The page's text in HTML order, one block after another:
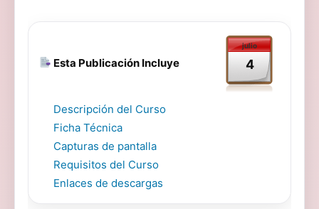
Esta Publicación Incluye
julio
4
Descripción del Curso
Ficha Técnica
Capturas de pantalla
Requisitos del Curso
Enlaces de descargas